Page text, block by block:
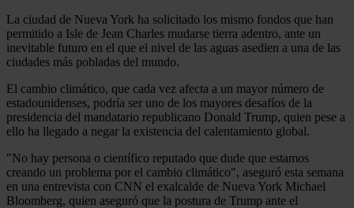
La ciudad de Nueva York ha solicitado los mismo fondos que han
permitido a Isle de Jean Charles mudarse tierra adentro, ante un
inevitable futuro en el que el nivel de las aguas asedien a una de las
ciudades más pobladas del mundo.
El cambio climático, que cada vez afecta a un mayor número de
estadounidenses, podría ser uno de los mayores desafíos de la
presidencia del mandatario republicano Donald Trump, quien pese a
ello ha llegado a negar la existencia del calentamiento global.
"No hay persona o científico reputado que dude que estamos
creando un problema por el cambio climático", aseguró esta semana
en una entrevista con CNN el exalcalde de Nueva York Michael
Bloomberg, quien aseguró que la postura de Trump ante el